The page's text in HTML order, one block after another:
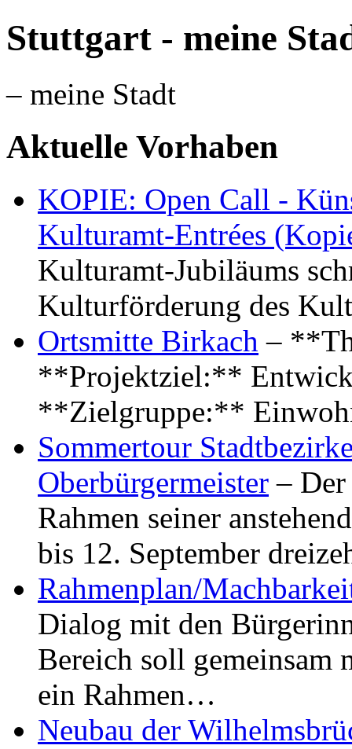
Stuttgart - meine
– meine Stadt
Aktuelle Vorhaben
KOPIE: Open Call -
Kulturamt-Entrées
Kulturamt-Jubiläums
Kulturförderung des
Ortsmitte Birkach –
**Projektziel:**
**Zielgruppe:**
Sommertour
Oberbürgermeister –
Rahmen seiner
bis 12. September
Rahmenplan/
Dialog mit den
Bereich soll gemeinsam
ein Rahmen…
Neubau der